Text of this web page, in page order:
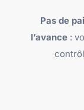
Pas de
l’avance: